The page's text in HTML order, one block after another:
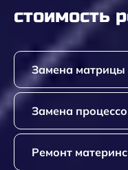
стоимость
Замена матрицы
Замена
Ремонт